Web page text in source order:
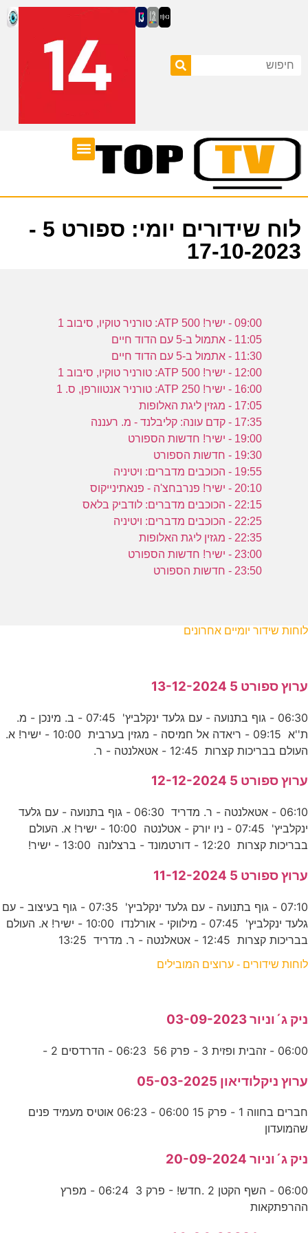
לוח שידורים יומי: ספורט 5 -
17-10-2023
09:00 - ישיר! ATP 500: טורניר טוקיו, סיבוב 1
11:05 - אתמול ב-5 עם הדוד חיים
11:30 - אתמול ב-5 עם הדוד חיים
12:00 - ישיר! ATP 500: טורניר טוקיו, סיבוב 1
16:00 - ישיר! ATP 250: טורניר אנטוורפן, ס. 1
17:05 - מגזין ליגת האלופות
17:35 - קדם עונה: קליבלנד - מ. רעננה
19:00 - ישיר! חדשות הספורט
19:30 - חדשות הספורט
19:55 - הכוכבים מדברים: ויטיניה
20:10 - ישיר! פנרבחצ'ה - פנאתינייקוס
22:15 - הכוכבים מדברים: לודביק בלאס
22:25 - הכוכבים מדברים: ויטיניה
22:35 - מגזין ליגת האלופות
23:00 - ישיר! חדשות הספורט
23:50 - חדשות הספורט
לוחות שידור יומיים אחרונים
ערוץ ספורט 5 13-12-2024
06:30 - גוף בתנועה - עם גלעד ינקלביץ' 07:45 - ב. מינכן - מ.
ת''א 09:15 - ריאדה אל חמיסה - מגזין בערבית 10:00 - ישיר! א.
העולם בבריכות קצרות 12:45 - אטאלנטה - ר.
ערוץ ספורט 5 12-12-2024
06:10 - אטאלנטה - ר. מדריד 06:30 - גוף בתנועה - עם גלעד
ינקלביץ' 07:45 - ניו יורק - אטלנטה 10:00 - ישיר! א. העולם
בבריכות קצרות 12:20 - דורטמונד - ברצלונה 13:00 - ישיר!
ערוץ ספורט 5 11-12-2024
07:10 - גוף בתנועה - עם גלעד ינקלביץ' 07:35 - גוף בעיצוב - עם
גלעד ינקלביץ' 07:45 - מילווקי - אורלנדו 10:00 - ישיר! א. העולם
בבריכות קצרות 12:45 - אטאלנטה - ר. מדריד 13:25
לוחות שידורים - ערוצים המובילים
ניק ג´וניור 03-09-2023
06:00 - זהבית ופזית 3 - פרק 56 06:23 - הדרדסים 2 -
ערוץ ניקלודיאון 05-03-2025
חברים בחווה 1 - פרק 15 06:00 - 06:23 אוטיס מעמיד פנים
שהמועדון
ניק ג´וניור 20-09-2024
06:00 - השף הקטן 2 .חדש! - פרק 3 06:24 - מפרץ
ההרפתקאות